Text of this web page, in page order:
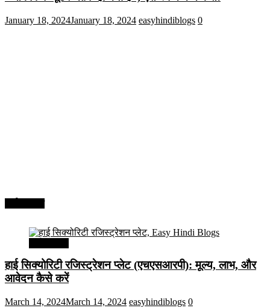
January 18, 2024January 18, 2024 easyhindiblogs 0
हाई सिक्योरिटी रजिस्ट्रेशन प्लेट (एचएसआरपी): मूल्य, लाभ, और
आवेदन कैसे करें
March 14, 2024March 14, 2024 easyhindiblogs 0